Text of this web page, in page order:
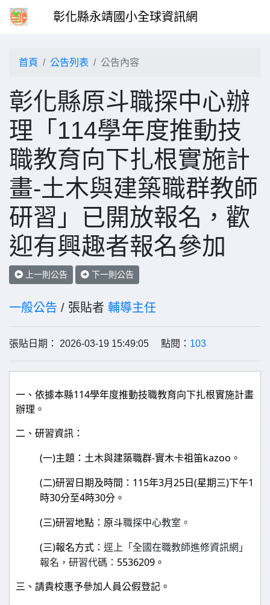
彰化縣永靖國小全球資訊網
首頁 公告列表 公告內容
彰化縣原斗職探中心辦
理「114學年度推動技
職教育向下扎根實施計
畫-土木與建築職群教師
研習」已開放報名，歡
迎有興趣者報名參加
上一則公告 下一則公告
一般公告 / 張貼者 輔導主任
張貼日期： 2026-03-19 15:49:05 點閱： 103
一、依據本縣114學年度推動技職教育向下扎根實施計畫
辦理。
二、研習資訊：
(一)主題：土木與建築職群-實木卡祖笛kazoo 。
(二)研習日期及時間： 115年3月 25 日 (星期三)下午1
時30分至4時30分。
(三)研習地點：原斗職探中心教室。
(三)報名方式： 逕上「全國在職教師進修資訊網」
報名，研習代碼： 5536209 。
三、請貴校惠予參加人員公假登記。